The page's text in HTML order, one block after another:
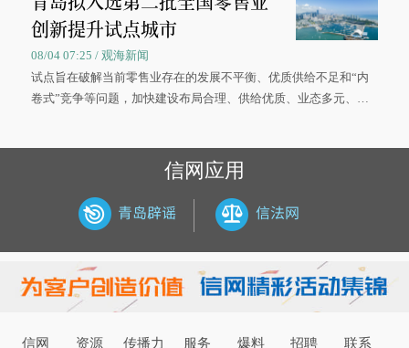
创新提升试点城市
08/04 07:25 / 观海新闻
试点旨在破解当前零售业存在的发展不平衡、优质供给不足和“内
卷式”竞争等问题，加快建设布局合理、供给优质、业态多元、智
信网应用
信网 资源 传播力 服务 爆料 招聘 联系